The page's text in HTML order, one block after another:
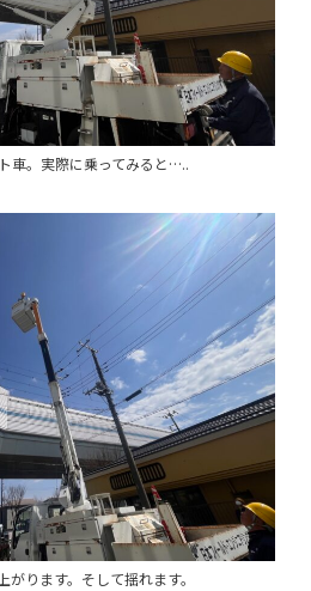
車。実際に乗ってみると…..
ります。そして揺れます。